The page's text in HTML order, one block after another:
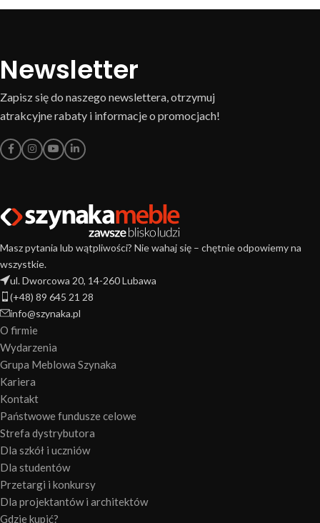
Newsletter
Zapisz się do naszego newslettera, otrzymuj
atrakcyjne rabaty i informacje o promocjach!
Masz pytania lub wątpliwości? Nie wahaj się – chętnie odpowiemy na
wszystkie.
ul. Dworcowa 20, 14-260 Lubawa
(+48) 89 645 21 28
info@szynaka.pl
O firmie
Wydarzenia
Grupa Meblowa Szynaka
Kariera
Kontakt
Państwowe fundusze celowe
Strefa dystrybutora
Dla szkół i uczniów
Dla studentów
Przetargi i konkursy
Dla projektantów i architektów
Gdzie kupić?